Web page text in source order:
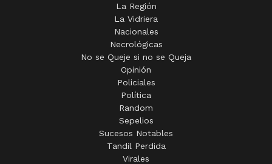
La Región
La Vidriera
Nacionales
Necrológicas
No se Queje si no se Queja
Opinión
Policiales
Política
Random
Sepelios
Sucesos Notables
Tandil Perdida
Virales